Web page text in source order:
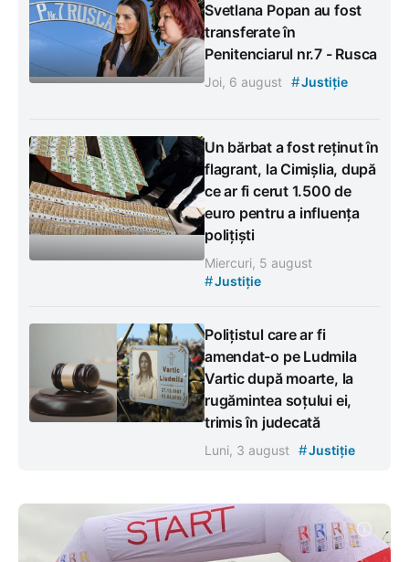
Svetlana Popan au fost
transferate în
Penitenciarul nr.7 - Rusca
Joi, 6 august #Justiție
Un bărbat a fost reținut în
flagrant, la Cimișlia, după
ce ar fi cerut 1.500 de
euro pentru a influența
polițiști
Miercuri, 5 august
#Justiție
Polițistul care ar fi
amendat-o pe Ludmila
Vartic după moarte, la
rugămintea soțului ei,
trimis în judecată
Luni, 3 august #Justiție